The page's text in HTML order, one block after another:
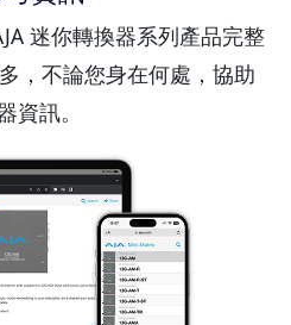
迷你轉換器系列產品完整
，不論您身在何處，協助
資訊。